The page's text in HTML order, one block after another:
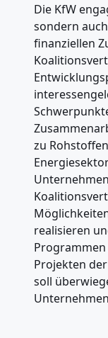
Die KfW
sondern
finanziellen
zu
realisieren
Projekten
soll